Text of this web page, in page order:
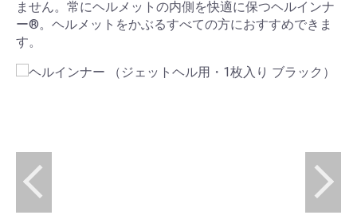
ません。常にヘルメットの内側を快適に保つヘルインナ
ー®。ヘルメットをかぶるすべての方におすすめできま
す。